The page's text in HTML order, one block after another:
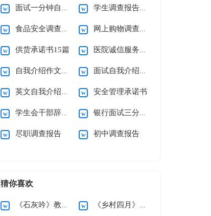
面试一分钟自我介绍15篇 学生调查报告(通用15篇)
食品安全调查报告(15篇) 网上购物调查报告15篇
供货承诺书15篇 医院诚信服务承诺书
自我介绍作文精选15篇 面试自我介绍(汇编15篇)
英文自我介绍(汇编15篇) 安全管理承诺书
学生会干部辞职信 银行面试三分钟自我介绍
尽职调查报告 初中调查报告
猜你喜欢
《石灰吟》教案5篇 《乡村四月》说课稿